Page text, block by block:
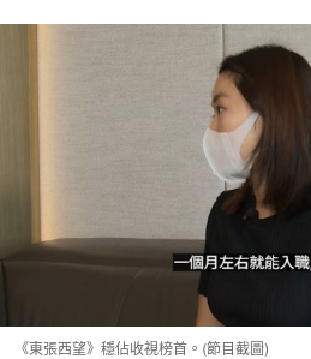
《東張西望》穩佔收視榜首。(節目截圖)